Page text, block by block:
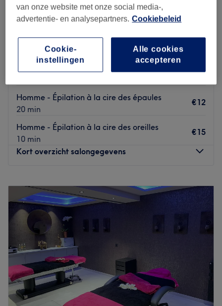
Institut Norroy
Laat zien op de kaart
Homme - Épilation à la cire du dos
€28
Homme - Épilation à la cire des épaules
20 min
€12
Homme - Épilation à la cire des oreilles
10 min
€15
Kort overzicht salongegevens
Dinsdag
09:00–22:00
Woensdag
22:00
Donderdag
09:00
22:00
Vrijdag
09:00
22:00
Zaterdag
Zondag
Institut Norroy est un institut de beauté installé à
Nivelles. Profitez d'un moment rien qu'à vous grâce à des
soins sur mesure effectués avec professionnalisme. Que ce
van onze website met onze social media-,
advertentie- en analysepartners. Cookiebeleid
Alle cookies
accepteren
Cookie-
instellingen